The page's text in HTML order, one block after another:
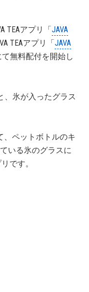
TEAアプリ「JAVA
TEAアプリ「JAVA
て無料配付を開始し
、氷が入ったグラス
、ペットボトルのキ
いる氷のグラスに
です。